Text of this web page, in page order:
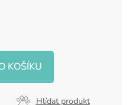
Hlídat produkt